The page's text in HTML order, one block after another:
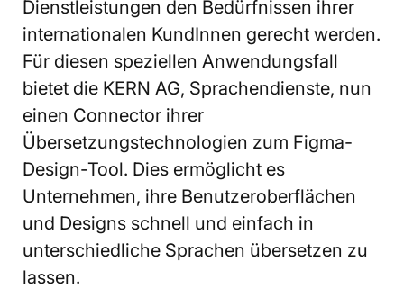
Dienstleistungen den Bedürfnissen ihrer
internationalen KundInnen gerecht werden.
Für diesen speziellen Anwendungsfall
bietet die KERN AG, Sprachendienste, nun
einen Connector ihrer
Übersetzungstechnologien zum Figma-
Design-Tool. Dies ermöglicht es
Unternehmen, ihre Benutzeroberflächen
und Designs schnell und einfach in
unterschiedliche Sprachen übersetzen zu
lassen.